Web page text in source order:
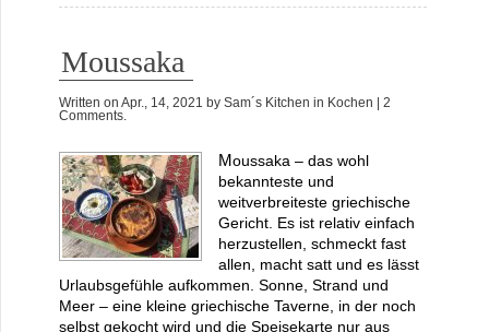
Moussaka
Written on Apr., 14, 2021 by Sam´s Kitchen in Kochen
| 2
Comments.
Moussaka – das wohl
bekannteste und
weitverbreiteste griechische
Gericht. Es ist relativ einfach
herzustellen, schmeckt fast
allen, macht satt und es lässt
Urlaubsgefühle aufkommen. Sonne, Strand und
Meer – eine kleine griechische Taverne, in der noch
selbst gekocht wird und die Speisekarte nur aus